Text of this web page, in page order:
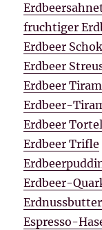
fruchtiger
Erdbeer
Erdbeer
Erdbeer
Erdbeer-
Erdbeer
Erdbeer Trifle
Erdbeer-
Espresso-